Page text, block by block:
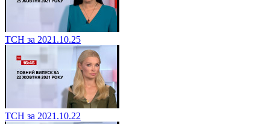
ТСН за 2021.10.25
ТСН за 2021.10.22